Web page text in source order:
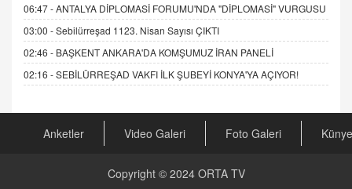
06:47 -ANTALYA DİPLOMASİ FORUMU'NDA "DİPLOMASİ" VURGUSU
03:00 -Sebilürreşad 1123. Nisan Sayısı ÇIKTI
02:46 - BAŞKENT ANKARA'DA KOMŞUMUZ İRAN PANELİ
02:16 -SEBİLÜRREŞAD VAKFI İLK ŞUBEYİ KONYA'YA AÇIYOR!
Anketler Video Galeri Foto Galeri Künye
Copyright © 2024 ORTA TV